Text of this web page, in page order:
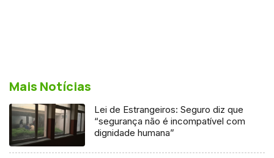
Mais Notícias
Lei de Estrangeiros: Seguro diz que
“segurança não é incompatível com
dignidade humana”